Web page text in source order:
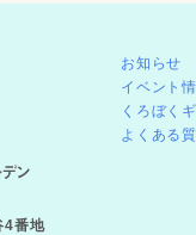
4番地
お知らせ
イベント
くろぼく
よくある